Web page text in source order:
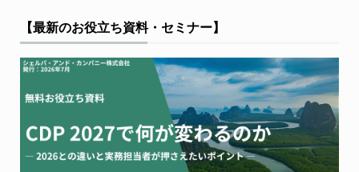
【最新のお役立ち資料・セミナー】